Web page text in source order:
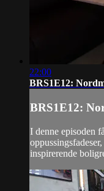
22:00
BRS1E12:
BRS1E12:
I denne episoden
inspirerende